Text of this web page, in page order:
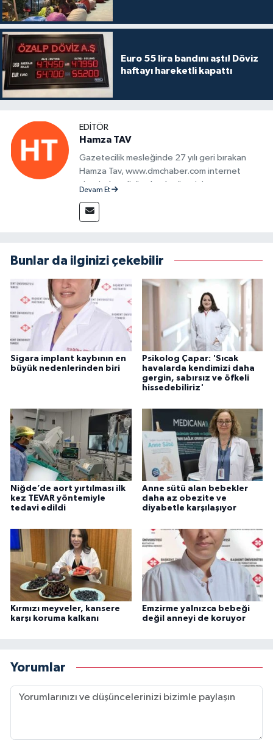
Euro 55 lira bandını aştı! Döviz
haftayı hareketli kapattı
EDITÖR
Hamza TAV
Gazetecilik mesleğinde 27 yılı geri bırakan
Hamza Tav, www.dmchaber.com internet
sitesinde editör olarak görevini
Devam Et
Bunlar da ilginizi çekebilir
Sigara implant kaybının en
büyük nedenlerinden biri
Psikolog Çapar: 'Sıcak
havalarda kendimizi daha
gergin, sabırsız ve öfkeli
hissedebiliriz'
Niğde’de aort yırtılması ilk
kez TEVAR yöntemiyle
tedavi edildi
Anne sütü alan bebekler
daha az obezite ve
diyabetle karşılaşıyor
Kırmızı meyveler, kansere
karşı koruma kalkanı
Emzirme yalnızca bebeği
değil anneyi de koruyor
Yorumlar